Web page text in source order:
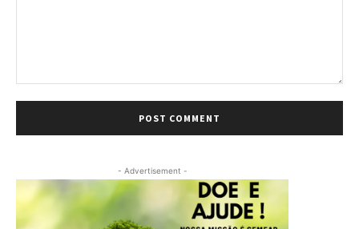
- Advertisement -